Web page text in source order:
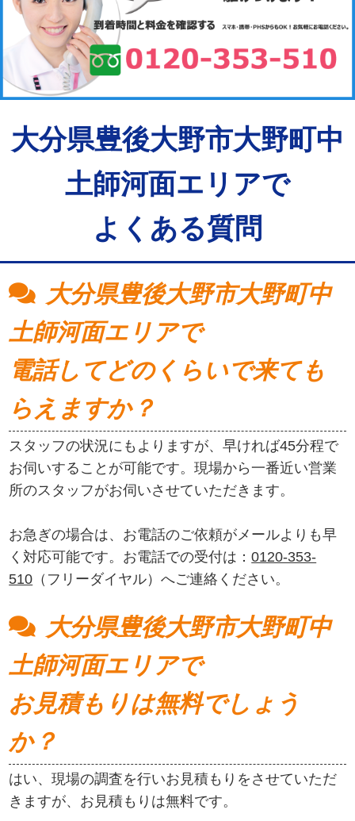
大分県豊後大野市大野町中
土師河面エリアで
よくある質問
大分県豊後大野市大野町中
土師河面エリアで
電話してどのくらいで来ても
らえますか？
スタッフの状況にもよりますが、早ければ45分程で
お伺いすることが可能です。現場から一番近い営業
所のスタッフがお伺いさせていただきます。
お急ぎの場合は、お電話のご依頼がメールよりも早
く対応可能です。お電話での受付は：0120-353-
510 （フリーダイヤル）へご連絡ください。
大分県豊後大野市大野町中
土師河面エリアで
お見積もりは無料でしょう
か？
はい、現場の調査を行いお見積もりをさせていただ
きますが、お見積もりは無料です。